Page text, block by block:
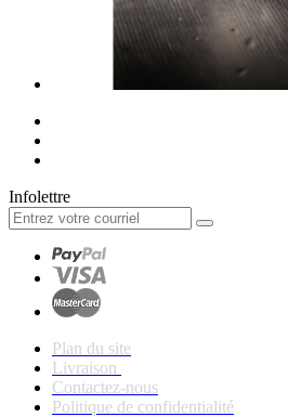
Infolettre
Plan du site
Livraison
Contactez-nous
Politique de confidentialité